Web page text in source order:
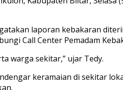
laporan kebakaran
Call Center Pemadam
warga sekitar,” ujar Tedy.
keramaian di sekitar